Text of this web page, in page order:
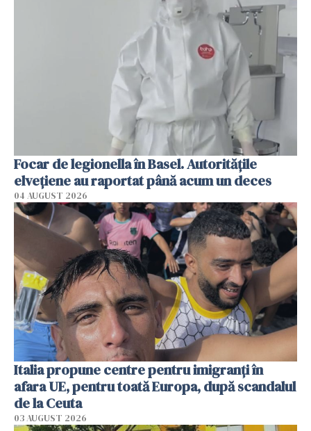
Focar de legionella în Basel. Autoritățile
elvețiene au raportat până acum un deces
04 AUGUST 2026
Italia propune centre pentru imigranți în
afara UE, pentru toată Europa, după scandalul
de la Ceuta
03 AUGUST 2026